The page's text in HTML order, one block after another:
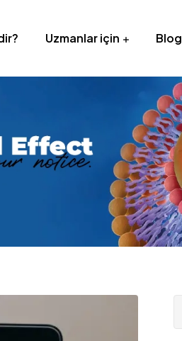
Uzmanlar için Blog